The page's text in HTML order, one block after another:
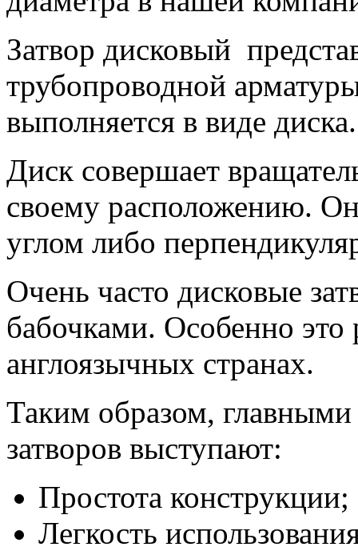
Затвор дисковый
трубопроводной
выполняется в виде диска.
Диск совершает
своему расположению.
углом либо
Очень часто дисковые
бабочками. Особенно это
англоязычных странах.
Таким образом,
затворов выступают:
Простота конструкции;
Легкость